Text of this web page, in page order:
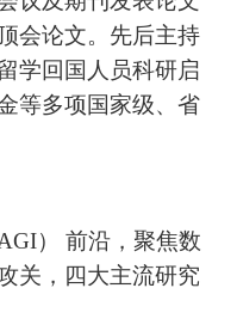
会论文。先后主持
学回国人员科研启
等多项国家级、省
） 前沿，聚焦数
关，四大主流研究